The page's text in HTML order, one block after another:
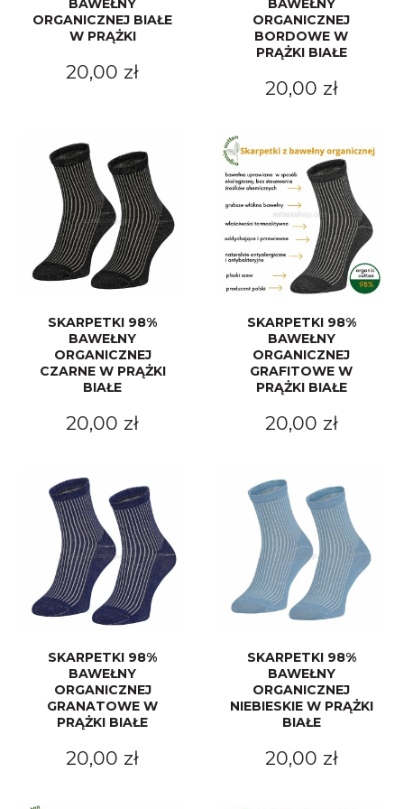
BAWEŁNY
ORGANICZNEJ BIAŁE
W PRĄŻKI
20,00 zł
BAWEŁNY
ORGANICZNEJ
BORDOWE W
PRĄŻKI BIAŁE
20,00 zł
SKARPETKI 98%
BAWEŁNY
ORGANICZNEJ
CZARNE W PRĄŻKI
BIAŁE
20,00 zł
SKARPETKI 98%
BAWEŁNY
ORGANICZNEJ
GRAFITOWE W
PRĄŻKI BIAŁE
20,00 zł
SKARPETKI 98%
BAWEŁNY
ORGANICZNEJ
GRANATOWE W
PRĄŻKI BIAŁE
20,00 zł
SKARPETKI 98%
BAWEŁNY
ORGANICZNEJ
NIEBIESKIE W PRĄŻKI
BIAŁE
20,00 zł